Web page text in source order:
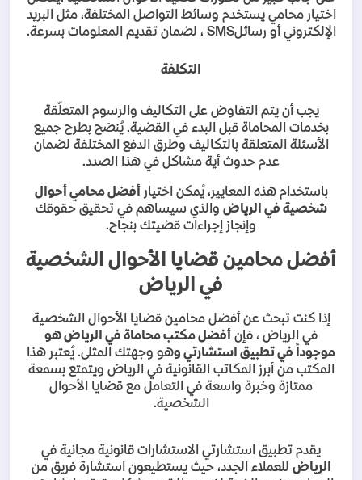
اختيار محامي يستخدم وسائط التواصل المختلفة، مثل البريد
الإلكتروني أو رسائلSMS ، لضمان تقديم المعلومات بسرعة.
التكلفة
يجب أن يتم التفاوض على التكاليف والرسوم المتعلّقة
بخدمات المحاماة قبل البدء في القضية. يُنصَح بطرح جميع
الأسئلة المتعلقة بالتكاليف وطرق الدفع المختلفة لضمان
عدم حدوث أية مشاكل في هذا الصدد.
باستخدام هذه المعايير، يُمكن اختيار أفضل محامي أحوال
شخصية في الرياض والذي سيساهم في تحقيق حقوقك
وإنجاز إجراءات قضيتك بنجاح.
أفضل محامين قضايا الأحوال الشخصية
في الرياض
إذا كنت تبحث عن أفضل محامين قضايا الأحوال الشخصية
في الرياض ، فإن أفضل مكتب محاماة في الرياض هو
موجوداً في تطبيق استشارتي وهو وجهتك المثلى. يُعتبر هذا
المكتب من أبرز المكاتب القانونية في الرياض ويتمتع بسمعة
ممتازة وخبرة واسعة في التعامل مع قضايا الأحوال
الشخصية.
يقدم تطبيق استشارتي الاستشارات قانونية مجانية في
الرياض للعملاء الجدد، حيث يستطيعون استشارة فريق من